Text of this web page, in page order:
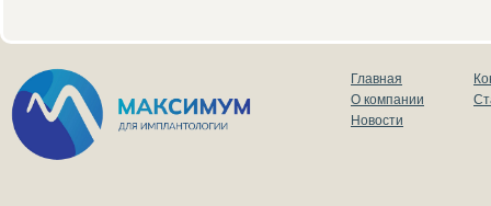
Главная
О компании
Новости